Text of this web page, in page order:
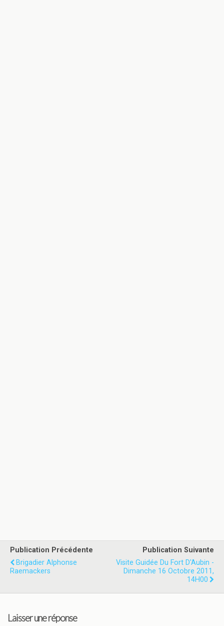
Publication Précédente
Brigadier Alphonse
Raemackers
Publication Suivante
Visite Guidée Du Fort D'Aubin -
Dimanche 16 Octobre 2011,
14H00
Laisser une réponse